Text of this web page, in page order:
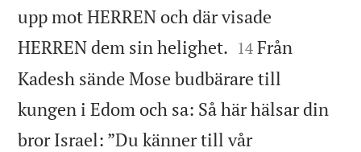
upp mot HERREN och där visade
HERREN dem sin helighet. 

14 Från
Kadesh sände Mose budbärare till
kungen i Edom och sa: Så här hälsar din
bror Israel: ”Du känner till vår